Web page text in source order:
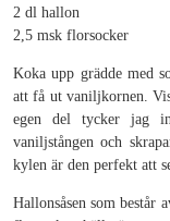
2 dl hallon
2,5 msk florsocker
Koka upp grädde med
att få ut vaniljkornen.
egen del tycker jag
vaniljstången och
kylen är den perfekt att
Hallonsåsen som består